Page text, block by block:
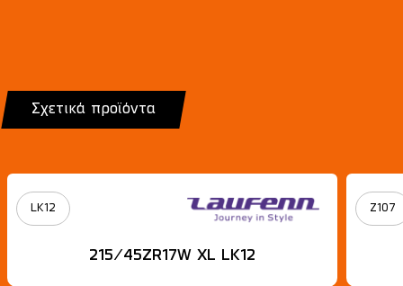
Σχετικά προϊόντα
LK12
215/45ZR17W XL LK12
Z107